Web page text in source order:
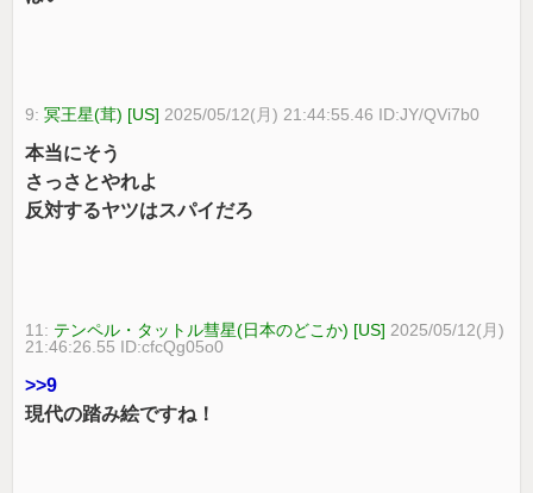
9:冥王星(茸) [US] 2025/05/12(月) 21:44:55.46 ID:JY/QVi7b0
本当にそう
さっさとやれよ
反対するヤツはスパイだろ
11: テンペル・タットル彗星(日本のどこか) [US] 2025/05/12(月)
21:46:26.55 ID:cfcQg05o0
>>9
現代の踏み絵ですね！